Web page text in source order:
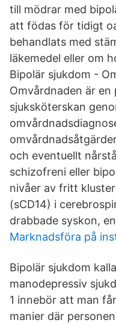
till mödrar med
att födas för tidigt
behandlats med
läkemedel eller om
Bipolär sjukdom -
Omvårdnaden är en
sjuksköterskan
och eventuellt
schizofreni eller
nivåer av fritt
(sCD14) i
drabbade syskon,
Marknadsföra på
Bipolär sjukdom
manodepressiv
1 innebör att man
manier där